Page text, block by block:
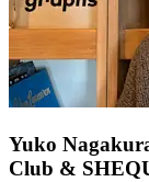
Yuko
Club &